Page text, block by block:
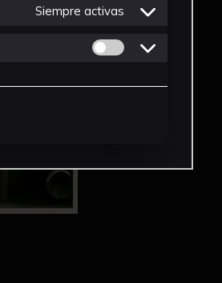
Siempre activas
Permitir cookies